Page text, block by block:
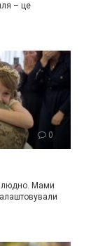
– це
0
людно. Мами